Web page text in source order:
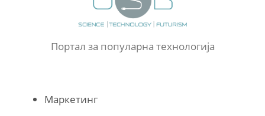
Портал за популарна технологија
Маркетинг